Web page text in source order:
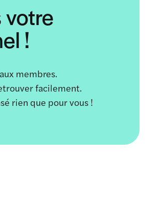
votre
!
membres.
facilement.
rien que pour vous !